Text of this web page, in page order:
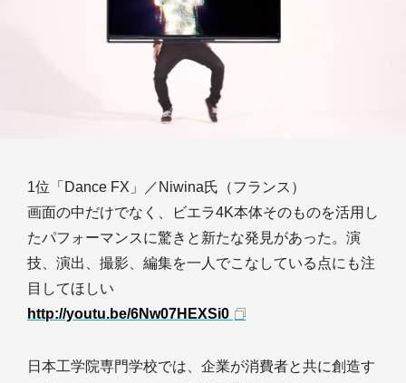
1位「Dance FX」／Niwina氏（フランス）
画面の中だけでなく、ビエラ4K本体そのものを活用し
たパフォーマンスに驚きと新たな発見があった。演
技、演出、撮影、編集を一人でこなしている点にも注
目してほしい
http://youtu.be/6Nw07HEXSi0
日本工学院専門学校では、企業が消費者と共に創造す